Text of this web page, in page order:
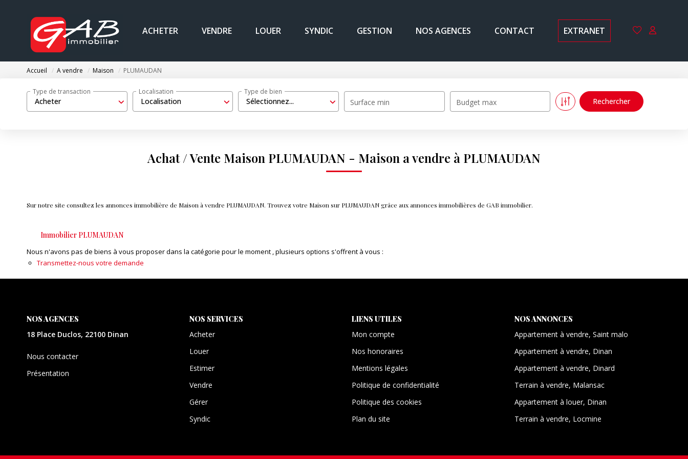
ACHETER VENDRE LOUER SYNDIC GESTION NOS AGENCES CONTACT EXTRANET
Accueil A vendre Maison PLUMAUDAN
Acheter
Type de transaction
Localisation
Localisation
Sélectionnez...
Type de bien
Surface min Budget max
Achat / Vente Maison PLUMAUDAN - Maison a vendre à PLUMAUDAN
Sur notre site consultez les annonces immobilière de Maison à vendre PLUMAUDAN. Trouvez votre Maison sur PLUMAUDAN grâce aux annonces immobilières de GAB immobilier.
Immobilier PLUMAUDAN
Nous n'avons pas de biens à vous proposer dans la catégorie pour le moment , plusieurs options s'offrent à vous :
Transmettez-nous votre demande
NOS AGENCES
18 Place Duclos, 22100 Dinan
Nous contacter
Présentation
NOS SERVICES
Acheter
Louer
Estimer
Vendre
Gérer
Syndic
LIENS UTILES
Mon compte
Nos honoraires
Mentions légales
Politique de confidentialité
Politique des cookies
Plan du site
NOS ANNONCES
Appartement à vendre, Saint malo
Appartement à vendre, Dinan
Appartement à vendre, Dinard
Terrain à vendre, Malansac
Appartement à louer, Dinan
Terrain à vendre, Locmine